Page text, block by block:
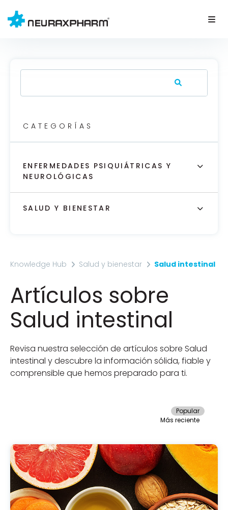
CATEGORÍAS
ENFERMEDADES PSIQUIÁTRICAS Y
NEUROLÓGICAS
SALUD Y BIENESTAR
Knowledge Hub Salud y bienestar Salud intestinal
Artículos sobre
Salud intestinal
Revisa nuestra selección de artículos sobre Salud
intestinal y descubre la información sólida, fiable y
comprensible que hemos preparado para ti.